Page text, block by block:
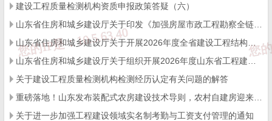
来源：济南市住建局
免 责 告 知
一、本站发布的内容（包括原创及转载自互联网的文字，图
勿使用于商业用途。如需作商业用途，请与原作者联系。如
建设工程质量检测机构资质申报政策答疑（六）
山东省住房和城乡建设厅关于开展2026年度全省建设工程结构质量评价工作的通知
关于建设工程质量检测机构检测经历认定有关问题的解答
关于进一步加强工程建设领域实名制考勤与工资支付管理的通知